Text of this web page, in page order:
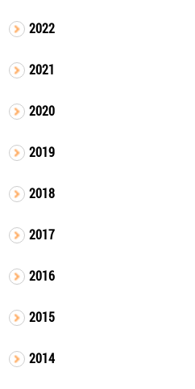
2022
2021
2020
2019
2018
2017
2016
2015
2014